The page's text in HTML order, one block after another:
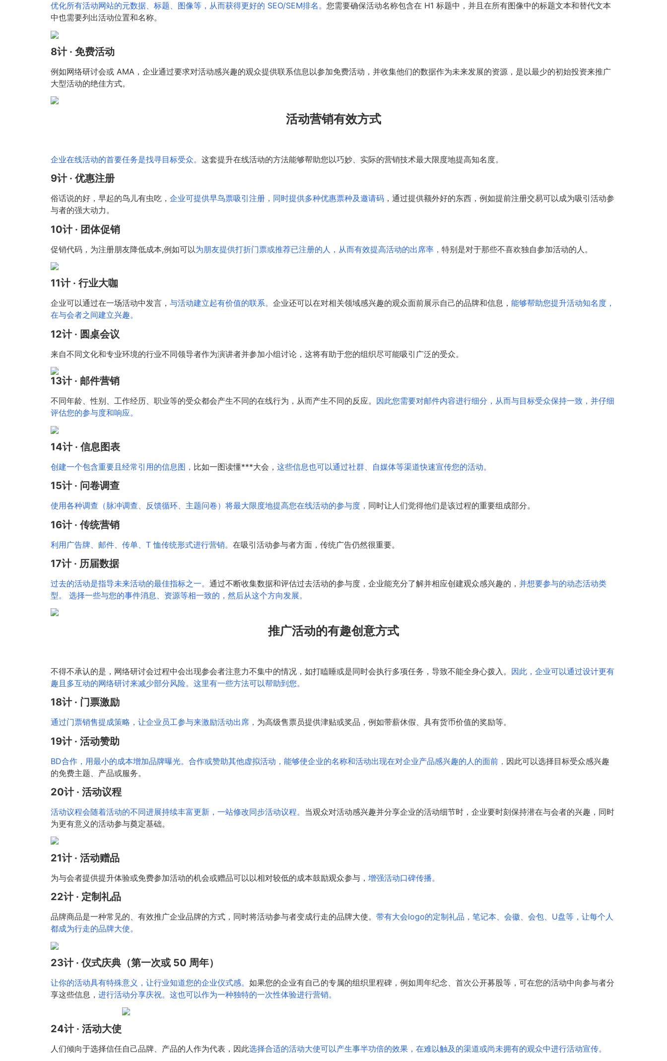
优化所有活动网站的元数据、标题、图像等，从而获得更好的 SEO/SEM排名。 您需要确保活动名称包含在 H1 标题中，并且在所有图像中的标题文本和替代文本
中也需要列出活动位置和名称。
8计 · 免费活动
例如网络研讨会或 AMA，企业通过要求对活动感兴趣的观众提供联系信息以参加免费活动，并收集他们的数据作为未来发展的资源，是以最少的初始投资来推广
大型活动的绝佳方式。
活动营销有效方式
企业在线活动的首要任务是找寻目标受众。 这套提升在线活动的方法能够帮助您以巧妙、实际的营销技术最大限度地提高知名度。
9计 · 优惠注册
俗话说的好，早起的鸟儿有虫吃， 企业可提供早鸟票吸引注册，同时提供多种优惠票种及邀请码 ，通过提供额外好的东西，例如提前注册交易可以成为吸引活动参
与者的强大动力。
10计 · 团体促销
促销代码，为注册朋友降低成本,例如可以为朋友提供打折门票或推荐已注册的人，从而有效提高活动的出席率， 特别是对于那些不喜欢独自参加活动的人。
11计 · 行业大咖
企业可以通过在一场活动中发言， 与活动建立起有价值的联系。 企业还可以在对相关领域感兴趣的观众面前展示自己的品牌和信息， 能够帮助您提升活动知名度，
在与会者之间建立兴趣。
12计 · 圆桌会议
来自不同文化和专业环境的行业不同领导者作为演讲者并参加小组讨论，这将有助于您的组织尽可能吸引广泛的受众。
13计 · 邮件营销
不同年龄、性别、工作经历、职业等的受众都会产生不同的在线行为，从而产生不同的反应。 因此您需要对邮件内容进行细分，从而与目标受众保持一致，并仔细
评估您的参与度和响应。
14计 · 信息图表
创建一个包含重要且经常引用的信息图， 比如一图读懂***大会， 这些信息也可以通过社群、自媒体等渠道快速宣传您的活动。
15计 · 问卷调查
使用各种调查（脉冲调查、反馈循环、主题问卷）将最大限度地提高您在线活动的参与度， 同时让人们觉得他们是该过程的重要组成部分。
16计 · 传统营销
利用广告牌、邮件、传单、T 恤传统形式进行营销。 在吸引活动参与者方面，传统广告仍然很重要。
17计 · 历届数据
过去的活动是指导未来活动的最佳指标之一。 通过不断收集数据和评估过去活动的参与度，企业能充分了解并相应创建观众感兴趣的， 并想要参与的动态活动类
型。 选择一些与您的事件消息、资源等相一致的，然后从这个方向发展。
推广活动的有趣创意方式
不得不承认的是，网络研讨会过程中会出现参会者注意力不集中的情况，如打瞌睡或是同时会执行多项任务，导致不能全身心拨入。 因此，企业可以通过设计更有
趣且多互动的网络研讨来减少部分风险。这里有一些方法可以帮助到您。
18计 · 门票激励
通过门票销售提成策略，让企业员工参与来激励活动出席， 为高级售票员提供津贴或奖品，例如带薪休假、具有货币价值的奖励等。
19计 · 活动赞助
BD合作，用最小的成本增加品牌曝光。合作或赞助其他虚拟活动，能够使企业的名称和活动出现在对企业产品感兴趣的人的面前， 因此可以选择目标受众感兴趣
的免费主题、产品或服务。
20计 · 活动议程
活动议程会随着活动的不同进展持续丰富更新，一站修改同步活动议程。 当观众对活动感兴趣并分享企业的活动细节时，企业要时刻保持潜在与会者的兴趣，同时
为更有意义的活动参与奠定基础。
21计 · 活动赠品
为与会者提供提升体验或免费参加活动的机会或赠品可以以相对较低的成本鼓励观众参与， 增强活动口碑传播。
22计 · 定制礼品
品牌商品是一种常见的、有效推广企业品牌的方式，同时将活动参与者变成行走的品牌大使。 带有大会logo的定制礼品，笔记本、会徽、会包、U盘等，让每个人
都成为行走的品牌大使。
23计 · 仪式庆典（第一次或 50 周年）
让你的活动具有特殊意义，让行业知道您的企业仪式感。 如果您的企业有自己的专属的组织里程碑，例如周年纪念、首次公开募股等，可在您的活动中向参与者分
享这些信息， 进行活动分享庆祝。这也可以作为一种独特的一次性体验进行营销。
24计 · 活动大使
人们倾向于选择信任自己品牌、产品的人作为代表，因此选择合适的活动大使可以产生事半功倍的效果，在难以触及的渠道或尚未拥有的观众中进行活动宣传。